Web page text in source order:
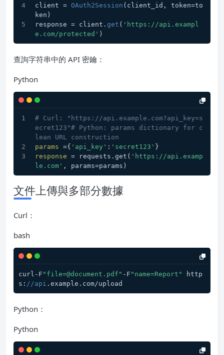
client = OAuth2Session (client_id, token=to
ken)
response = client. get ( 'https://api.exampl
e.com/protected' )
查詢字符串中的 API 密鑰：
Python
# Curl: "https://api.example.com?api_key=s
ecret123"# Python: params dictionary for c
lean URL construction
params ={ 'api_key' : 'secret123' }
response = requests.get( 'https://api.examp
le.com' , params=params)
文件上傳與多部分數據
Curl：
bash
curl-F "file=@document.pdf" -F "name=Report"
http
s: //api .example.com/upload
Python：
Python